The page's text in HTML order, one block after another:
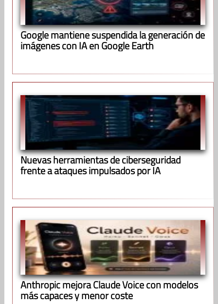
Google mantiene suspendida la generación de
imágenes con IA en Google Earth
Nuevas herramientas de ciberseguridad
frente a ataques impulsados por IA
Anthropic mejora Claude Voice con modelos
más capaces y menor coste